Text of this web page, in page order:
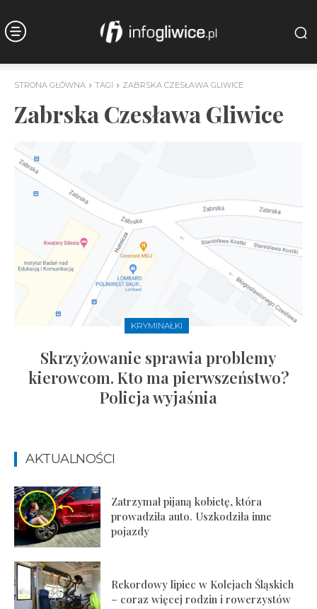
STRONA GŁÓWNA TAGI ZABRSKA CZESŁAWA GLIWICE
Zabrska Czesława Gliwice
KRYMINAŁKI
Skrzyżowanie sprawia problemy
kierowcom. Kto ma pierwszeństwo?
Policja wyjaśnia
AKTUALNOŚCI
Zatrzymał pijaną kobietę, która
prowadziła auto. Uszkodziła inne
pojazdy
Rekordowy lipiec w Kolejach Śląskich
– coraz więcej rodzin i rowerzystów